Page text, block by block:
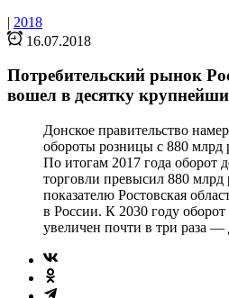
| 2018
16.07.2018
Потребительский рынок
вошел в десятку
Донское правительство
обороты розницы с 880 млрд
По итогам 2017 года оборот
торговли превысил 880
показателю Ростовская
в России. К 2030 году
увеличен почти в три раза —